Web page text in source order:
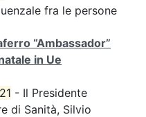
fra le persone
“Ambassador”
in Ue
- Il Presidente
di Sanità, Silvio